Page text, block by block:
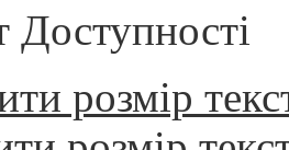
Доступності
розмір